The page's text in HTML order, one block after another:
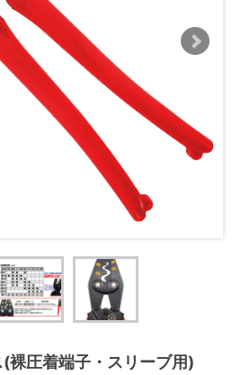
裸圧着端子・スリーブ用)